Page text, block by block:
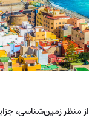
از منظر زمین‌شناسی،